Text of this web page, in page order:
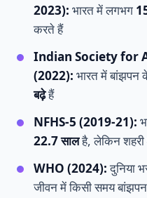
2023): भारत में लगभग
करते हैं
Indian Society for
(2022): भारत में बांझपन
बढ़ेहैं
NFHS-5 (2019-21):
22.7 सालहै, लेकिन शहरी
WHO (2024):दुनिया
जीवन में किसी समय